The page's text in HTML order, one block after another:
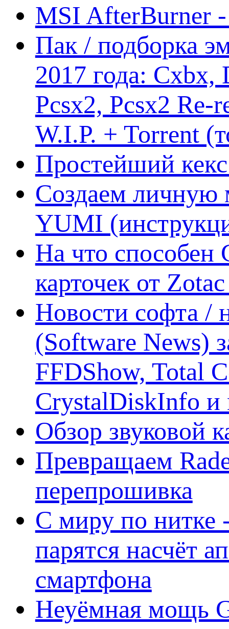
MSI AfterBurner
Пак / подборка
2017 года:
Pcsx2, Pcsx2
W.I.P. + Torrent
Простейший кекс
Создаем личную
YUMI
На что способен
карточек от
Новости софта /
(Software News)
FFDShow, Total
CrystalDiskInfo и
Обзор звуковой
Превращаем
перепрошивка
С миру по нитке
парятся насчёт
смартфона
Неуёмная мощь